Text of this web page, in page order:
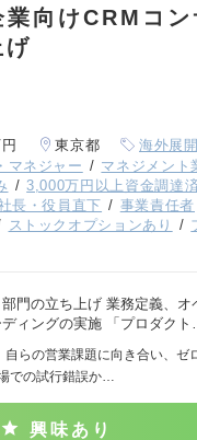
業向けCRMコ
げ
東京都 海外展
マネジャー マネジメント
3,000万円以上資金調達済
長・役員直下 事業責任者
ストックオプションあり
門の立ち上げ 業務定義、オ
ィングの実施 「プロダクト…
らの営業課題に向き合い、ゼ
での試行錯誤か…
興味あり